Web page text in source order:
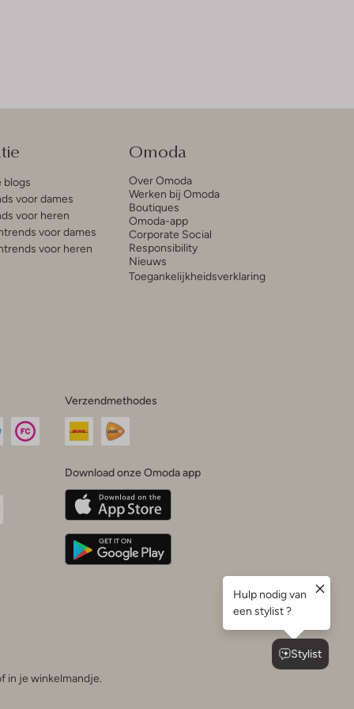
blogs
voor dames
voor heren
voor dames
voor heren
Omoda
Over Omoda
Werken bij Omoda
Boutiques
Omoda-app
Corporate Social
Responsibility
Nieuws
Toegankelijkheidsverklaring
Verzendmethodes
Download onze Omoda app
in je winkelmandje.